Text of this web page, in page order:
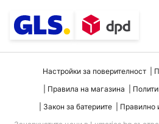
Настройки за поверителност
Правила на магазина
Закон за батериите
Правилно